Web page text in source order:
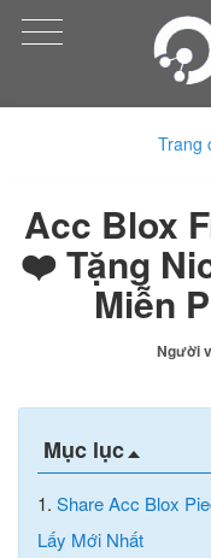
Trang
Acc Blox
❤️️ Tặng
Miễn
Người
Mục lục
1. Share Acc Blox
Lấy Mới Nhất